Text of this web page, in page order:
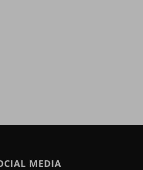
MEDIA